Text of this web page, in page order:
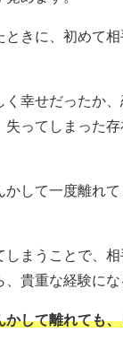
きに、初めて
く幸せだったか
失ってしまった
かして一度離れ
しまうことで、
貴重な経験にな
かして離れても